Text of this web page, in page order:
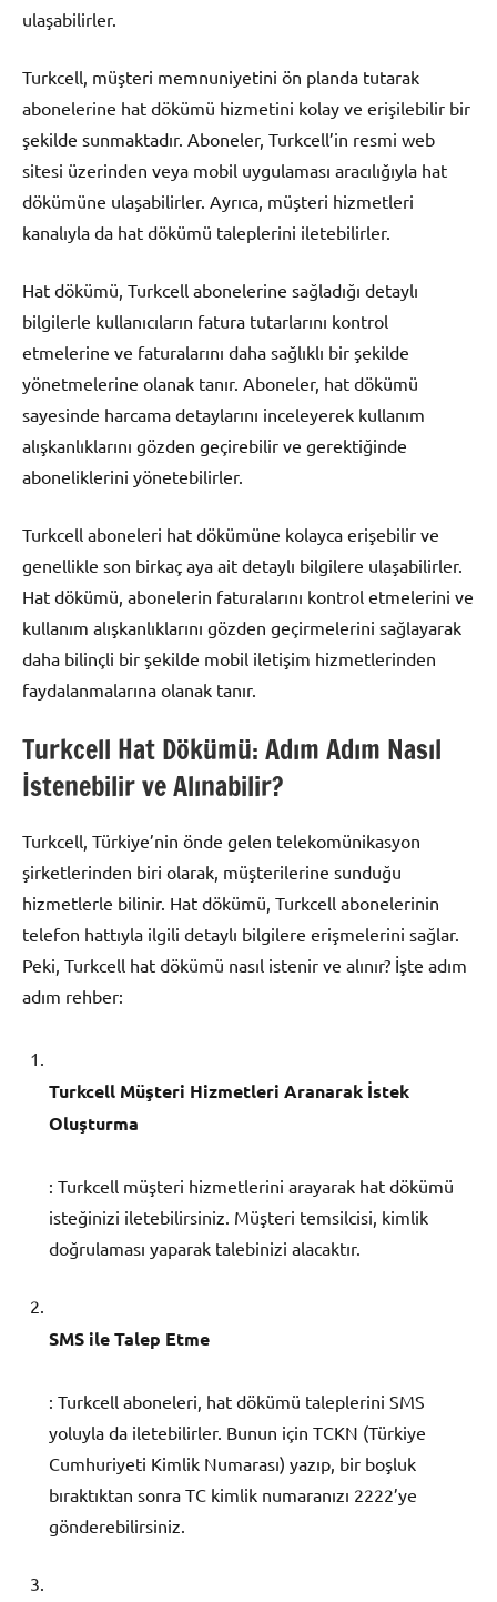
ulaşabilirler.
Turkcell, müşteri memnuniyetini ön planda tutarak
abonelerine hat dökümü hizmetini kolay ve erişilebilir bir
şekilde sunmaktadır. Aboneler, Turkcell’in resmi web
sitesi üzerinden veya mobil uygulaması aracılığıyla hat
dökümüne ulaşabilirler. Ayrıca, müşteri hizmetleri
kanalıyla da hat dökümü taleplerini iletebilirler.
Hat dökümü, Turkcell abonelerine sağladığı detaylı
bilgilerle kullanıcıların fatura tutarlarını kontrol
etmelerine ve faturalarını daha sağlıklı bir şekilde
yönetmelerine olanak tanır. Aboneler, hat dökümü
sayesinde harcama detaylarını inceleyerek kullanım
alışkanlıklarını gözden geçirebilir ve gerektiğinde
aboneliklerini yönetebilirler.
Turkcell aboneleri hat dökümüne kolayca erişebilir ve
genellikle son birkaç aya ait detaylı bilgilere ulaşabilirler.
Hat dökümü, abonelerin faturalarını kontrol etmelerini ve
kullanım alışkanlıklarını gözden geçirmelerini sağlayarak
daha bilinçli bir şekilde mobil iletişim hizmetlerinden
faydalanmalarına olanak tanır.
Turkcell Hat Dökümü: Adım Adım Nasıl
İstenebilir ve Alınabilir?
Turkcell, Türkiye’nin önde gelen telekomünikasyon
şirketlerinden biri olarak, müşterilerine sunduğu
hizmetlerle bilinir. Hat dökümü, Turkcell abonelerinin
telefon hattıyla ilgili detaylı bilgilere erişmelerini sağlar.
Peki, Turkcell hat dökümü nasıl istenir ve alınır? İşte adım
adım rehber:
Turkcell Müşteri Hizmetleri Aranarak İstek
Oluşturma
: Turkcell müşteri hizmetlerini arayarak hat dökümü
isteğinizi iletebilirsiniz. Müşteri temsilcisi, kimlik
doğrulaması yaparak talebinizi alacaktır.
SMS ile Talep Etme
: Turkcell aboneleri, hat dökümü taleplerini SMS
yoluyla da iletebilirler. Bunun için TCKN (Türkiye
Cumhuriyeti Kimlik Numarası) yazıp, bir boşluk
bıraktıktan sonra TC kimlik numaranızı 2222’ye
gönderebilirsiniz.